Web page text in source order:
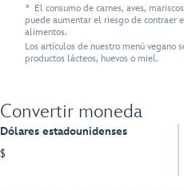
* El consumo de carnes, aves,
puede aumentar el riesgo de contraer
alimentos.
Los artículos de nuestro menú vegano
productos lácteos, huevos o miel.
Convertir moneda
Dólares estadounidenses
$